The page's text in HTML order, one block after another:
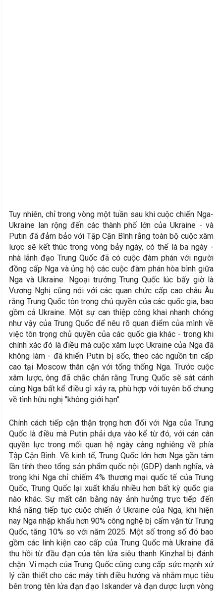
Tuy nhiên, chỉ trong vòng một tuần sau khi cuộc chiến Nga-
Ukraine lan rộng đến các thành phố lớn của Ukraine - và
Putin đã đảm bảo với Tập Cận Bình rằng toàn bộ cuộc xâm
lược sẽ kết thúc trong vòng bảy ngày, có thể là ba ngày -
nhà lãnh đạo Trung Quốc đã có cuộc đàm phán với người
đồng cấp Nga và ủng hộ các cuộc đàm phán hòa bình giữa
Nga và Ukraine. Ngoại trưởng Trung Quốc lúc bấy giờ là
Vương Nghị cũng nói với các quan chức cấp cao châu Âu
rằng Trung Quốc tôn trọng chủ quyền của các quốc gia, bao
gồm cả Ukraine. Một sự can thiệp công khai nhanh chóng
như vậy của Trung Quốc để nêu rõ quan điểm của mình về
việc tôn trọng chủ quyền của các quốc gia khác - trong khi
chính xác đó là điều mà cuộc xâm lược Ukraine của Nga đã
không làm - đã khiến Putin bị sốc, theo các nguồn tin cấp
cao tại Moscow thân cận với tổng thống Nga. Trước cuộc
xâm lược, ông đã chắc chắn rằng Trung Quốc sẽ sát cánh
cùng Nga bất kể điều gì xảy ra, phù hợp với tuyên bố chung
về tình hữu nghị "không giới hạn".
Chính cách tiếp cận thận trọng hơn đối với Nga của Trung
Quốc là điều mà Putin phải dựa vào kể từ đó, với cán cân
quyền lực trong mối quan hệ ngày càng nghiêng về phía
Tập Cận Bình. Về kinh tế, Trung Quốc lớn hơn Nga gần tám
lần tính theo tổng sản phẩm quốc nội (GDP) danh nghĩa, và
trong khi Nga chỉ chiếm 4% thương mại quốc tế của Trung
Quốc, Trung Quốc lại xuất khẩu nhiều hơn bất kỳ quốc gia
nào khác. Sự mất cân bằng này ảnh hưởng trực tiếp đến
khả năng tiếp tục cuộc chiến ở Ukraine của Nga, khi hiện
nay Nga nhập khẩu hơn 90% công nghệ bị cấm vận từ Trung
Quốc, tăng 10% so với năm 2025. Một số trong số đó bao
gồm các linh kiện cao cấp của Trung Quốc mà Ukraine đã
thu hồi từ đầu đạn của tên lửa siêu thanh Kinzhal bị đánh
chặn. Vi mạch của Trung Quốc cũng cung cấp sức mạnh xử
lý cần thiết cho các máy tính điều hướng và nhắm mục tiêu
bên trong tên lửa đạn đạo Iskander và đạn dược lượn vòng